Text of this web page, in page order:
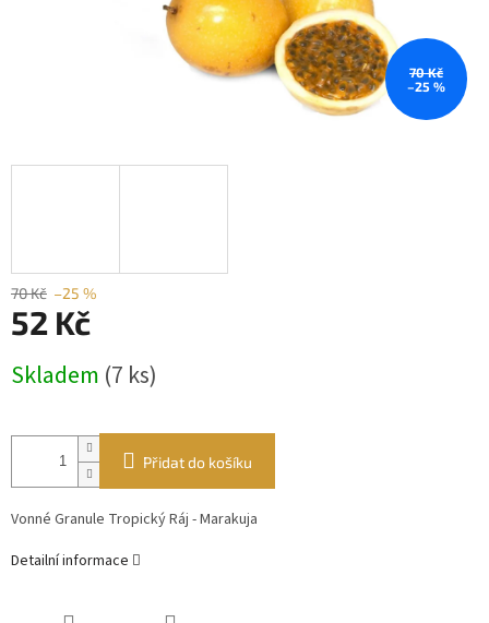
70 Kč
–25 %
70 Kč –25 %
52 Kč
cena:
Skladem (7 ks)
Přidat do košíku
Vonné Granule Tropický Ráj - Marakuja
Detailní informace